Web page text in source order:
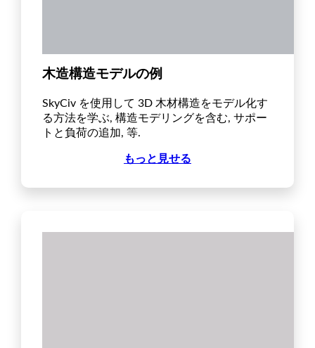
木造構造モデルの例
SkyCiv を使用して 3D 木材構造をモデル化す
る方法を学ぶ, 構造モデリングを含む, サポー
トと負荷の追加, 等.
もっと見せる